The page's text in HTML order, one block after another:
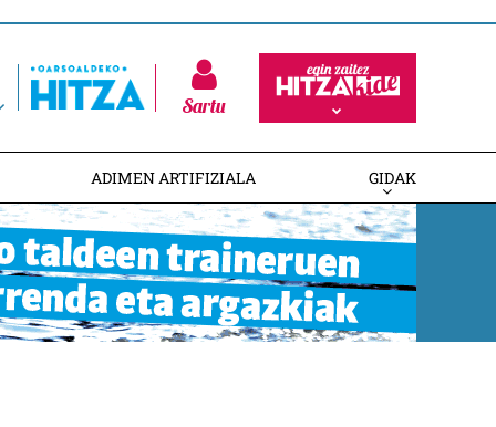
Sartu
ADIMEN ARTIFIZIALA GIDAK